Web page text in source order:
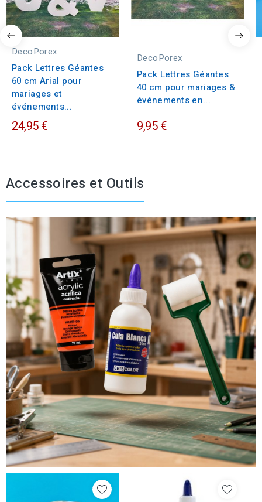
DecoPorex
Pack Lettres Géantes
60 cm Arial pour
mariages et
événements...
24,95 €
DecoPorex
Pack Lettres Géantes
40 cm pour mariages &
événements en...
9,95 €
Accessoires et Outils